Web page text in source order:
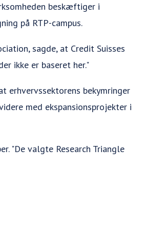
beskæftiger i
på RTP-campus.
sagde, at Credit Suisses
ikke er baseret her."
erhvervssektorens bekymringer
med ekspansionsprojekter i
"De valgte Research Triangle